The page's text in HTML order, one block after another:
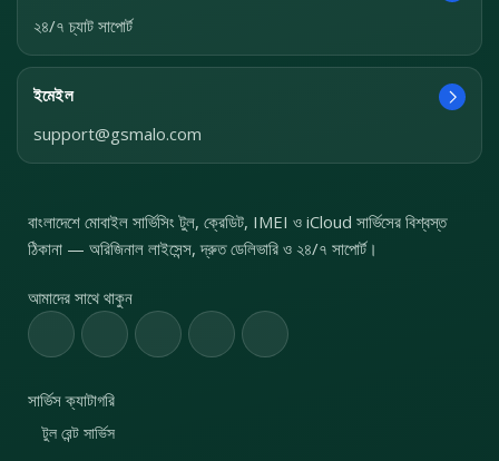
২৪/৭ চ্যাট সাপোর্ট
ইমেইল
support@gsmalo.com
বাংলাদেশে মোবাইল সার্ভিসিং টুল, ক্রেডিট, IMEI ও iCloud সার্ভিসের বিশ্বস্ত
ঠিকানা — অরিজিনাল লাইসেন্স, দ্রুত ডেলিভারি ও ২৪/৭ সাপোর্ট।
আমাদের সাথে থাকুন
সার্ভিস ক্যাটাগরি
টুল রেন্ট সার্ভিস